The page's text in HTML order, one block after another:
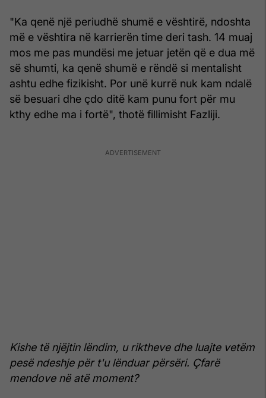
"Ka qenë një periudhë shumë e vështirë, ndoshta
më e vështira në karrierën time deri tash. 14 muaj
mos me pas mundësi me jetuar jetën që e dua më
së shumti, ka qenë shumë e rëndë si mentalisht
ashtu edhe fizikisht. Por unë kurrë nuk kam ndalë
së besuari dhe çdo ditë kam punu fort për mu
kthy edhe ma i fortë", thotë fillimisht Fazliji.
Kishe të njëjtin lëndim, u riktheve dhe luajte vetëm
pesë ndeshje për t'u lënduar përsëri. Çfarë
mendove në atë moment?